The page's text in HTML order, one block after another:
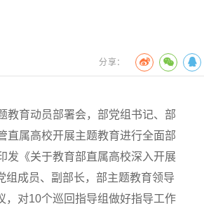
分享：
育动员部署会，部党组书记、部
直属高校开展主题教育进行全面部
发《关于教育部直属高校深入开展
组成员、副部长，部主题教育领导
，对10个巡回指导组做好指导工作